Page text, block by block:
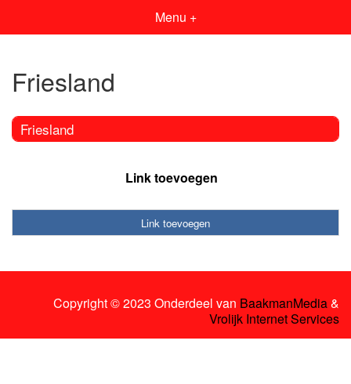
Menu +
Friesland
Friesland
Link toevoegen
Link toevoegen
Copyright © 2023 Onderdeel van BaakmanMedia&
Vrolijk Internet Services